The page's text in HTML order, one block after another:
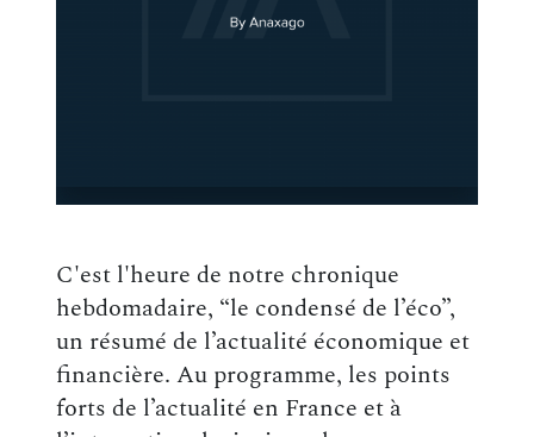
C'est l'heure de notre chronique
hebdomadaire, “le condensé de l’éco”,
un résumé de l’actualité économique et
financière. Au programme, les points
forts de l’actualité en France et à